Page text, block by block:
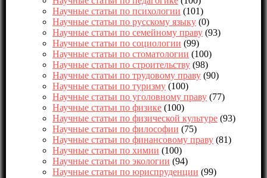
Научные статьи по психологии (101)
Научные статьи по русскому языку (0)
Научные статьи по семейному праву (93)
Научные статьи по социологии (99)
Научные статьи по стоматологии (100)
Научные статьи по строительству (98)
Научные статьи по трудовому праву (90)
Научные статьи по туризму (100)
Научные статьи по уголовному праву (77)
Научные статьи по физике (100)
Научные статьи по физической культуре (93)
Научные статьи по философии (75)
Научные статьи по финансовому праву (81)
Научные статьи по химии (100)
Научные статьи по экологии (94)
Научные статьи по юриспруденции (99)